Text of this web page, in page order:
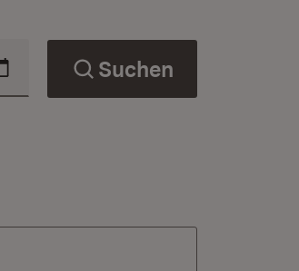
Suchen